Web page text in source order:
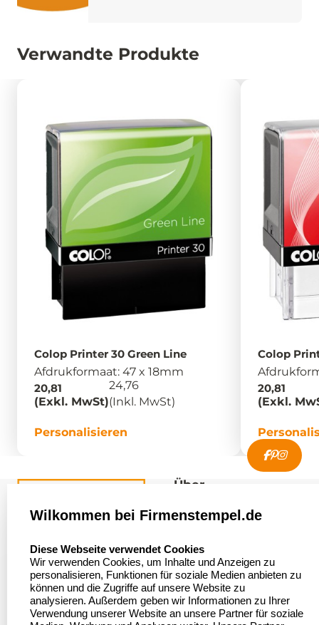
Verwandte Produkte
Colop Printer 30 Green Line
Afdrukformaat: 47 x 18mm
20,81
(Exkl. MwSt)
24,76
(Inkl. MwSt)
Personalisieren
Colop
20,81
(Exkl.
Asterlager Straße 97
47228 Duisburg
Deutschland
Über
Über uns
Bewerten Sie uns
Sitemap
Stempel in
Deutschland
Wilkommen bei Firmenstempel.de
Diese Webseite verwendet Cookies
Wir verwenden Cookies, um Inhalte und Anzeigen zu
personalisieren, Funktionen für soziale Medien anbieten zu
können und die Zugriffe auf unsere Website zu
analysieren. Außerdem geben wir Informationen zu Ihrer
Verwendung unserer Website an unsere Partner für soziale